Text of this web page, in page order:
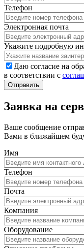
Телефон
Электронная почта
Укажите подробную
Даю согласие на
в соответствии с
Заявка на
Ваше сообщение
Вами в ближайшем
Имя
Телефон
Почта
Компания
Оборудование